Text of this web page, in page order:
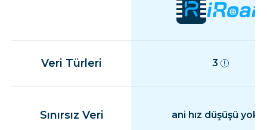
Veri Türleri 3
Sınırsız Veri ani hız düşüşü yok